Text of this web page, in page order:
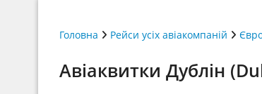
Головна Рейси усіх авіакомпаній
Авіаквитки Дублін